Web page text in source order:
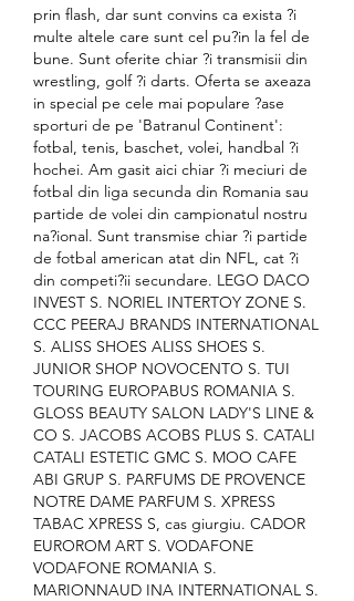
prin flash, dar sunt convins ca exista ?i
multe altele care sunt cel pu?in la fel de
bune. Sunt oferite chiar ?i transmisii din
wrestling, golf ?i darts. Oferta se axeaza
in special pe cele mai populare ?ase
sporturi de pe 'Batranul Continent':
fotbal, tenis, baschet, volei, handbal ?i
hochei. Am gasit aici chiar ?i meciuri de
fotbal din liga secunda din Romania sau
partide de volei din campionatul nostru
na?ional. Sunt transmise chiar ?i partide
de fotbal american atat din NFL, cat ?i
din competi?ii secundare. LEGO DACO
INVEST S. NORIEL INTERTOY ZONE S.
CCC PEERAJ BRANDS INTERNATIONAL
S. ALISS SHOES ALISS SHOES S.
JUNIOR SHOP NOVOCENTO S. TUI
TOURING EUROPABUS ROMANIA S.
GLOSS BEAUTY SALON LADY'S LINE &
CO S. JACOBS ACOBS PLUS S. CATALI
CATALI ESTETIC GMC S. MOO CAFE
ABI GRUP S. PARFUMS DE PROVENCE
NOTRE DAME PARFUM S. XPRESS
TABAC XPRESS S, cas giurgiu. CADOR
EUROROM ART S. VODAFONE
VODAFONE ROMANIA S.
MARIONNAUD INA INTERNATIONAL S.